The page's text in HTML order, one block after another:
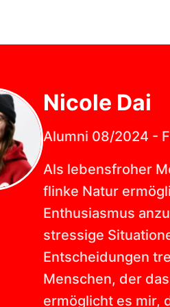
Nicole Dai
Alumni 08/2024 -
Als lebensfroher
flinke Natur
Enthusiasmus
stressige
Entscheidungen
Menschen, der
ermöglicht es mir,